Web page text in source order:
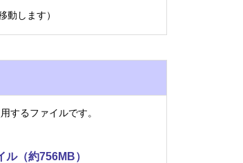
動します）
するファイルです。
ル（約756MB）